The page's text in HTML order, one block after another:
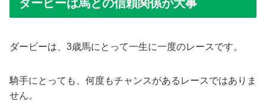
ダービーは馬との信頼関係が大事
ダービーは、3歳馬にとって一生に一度のレースです。
騎手にとっても、何度もチャンスがあるレースではありま
せん。